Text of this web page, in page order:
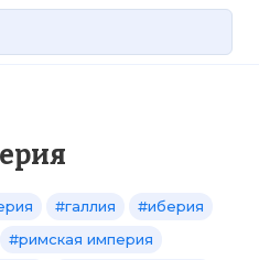
#галлия
#иберия
#римская империя